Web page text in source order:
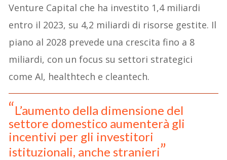
Venture Capital che ha investito 1,4 miliardi
entro il 2023, su 4,2 miliardi di risorse gestite. Il
piano al 2028 prevede una crescita fino a 8
miliardi, con un focus su settori strategici
come AI, healthtech e cleantech.
L’aumento della dimensione del
settore domestico aumenterà gli
incentivi per gli investitori
istituzionali, anche stranieri